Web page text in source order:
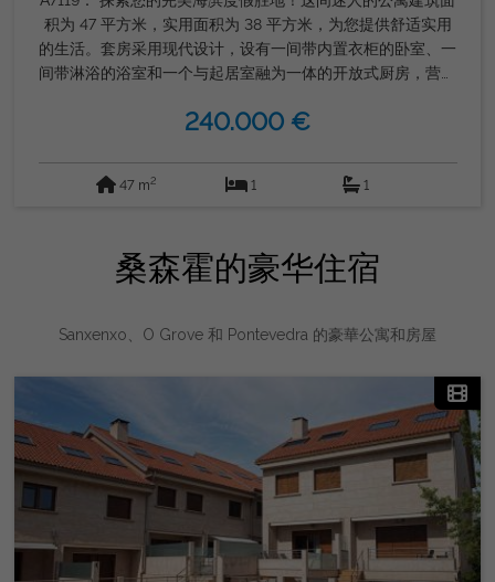
积为 47 平方米，实用面积为 38 平方米，为您提供舒适实用
的生活。套房采用现代设计，设有一间带内置衣柜的卧室、一
间带淋浴的浴室和一个与起居室融为一体的开放式厨房，营造
衣绳和车库空间。 它距离大海仅 200 米，非常适合那些寻求
2011 年，适合行动不便人士入住，配有电暖气。位于带电梯
的建筑物的二楼，朝北，这是一个不容错过的机会。由
240.000 €
47 m2 1 1
桑森霍的豪华住宿
Sanxenxo、O Grove 和 Pontevedra 的豪華公寓和房屋